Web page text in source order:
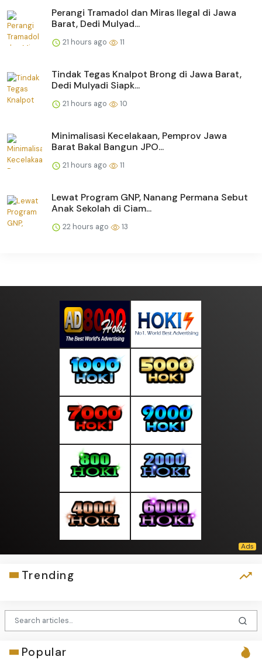
Perangi Tramadol dan Miras Ilegal di Jawa
Barat, Dedi Mulyad...
21 hours ago 11
Tindak Tegas Knalpot Brong di Jawa Barat,
Dedi Mulyadi Siapk...
21 hours ago 10
Minimalisasi Kecelakaan, Pemprov Jawa
Barat Bakal Bangun JPO...
21 hours ago 11
Lewat Program GNP, Nanang Permana Sebut
Anak Sekolah di Ciam...
22 hours ago 13
Trending
Popular